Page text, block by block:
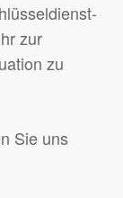
zur
zu
Sie uns